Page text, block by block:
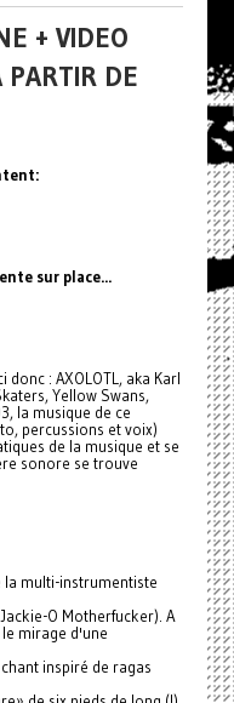
+ VIDEO
DE
sur place...
: AXOLOTL, aka Karl
Yellow Swans,
la musique de ce
percussions et voix)
de la musique et se
sonore se trouve
la multi-instrumentiste
O Motherfucker). A
mirage d'une
inspiré de ragas